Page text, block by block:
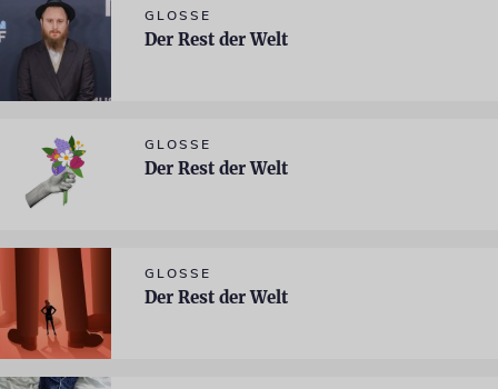
GLOSSE
Der Rest der Welt
GLOSSE
Der Rest der Welt
GLOSSE
Der Rest der Welt